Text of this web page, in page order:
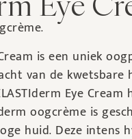
is een uniek
van de kwetsbare
Eye
oogcrème is
huid. Deze intens